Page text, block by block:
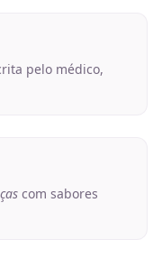
pelo médico,
com sabores